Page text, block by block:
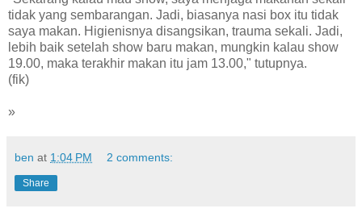
tidak yang sembarangan. Jadi, biasanya nasi box itu tidak
saya makan. Higienisnya disangsikan, trauma sekali. Jadi,
lebih baik setelah show baru makan, mungkin kalau show
19.00, maka terakhir makan itu jam 13.00," tutupnya.
(fik)
»
ben at 1:04 PM 2 comments:
Share